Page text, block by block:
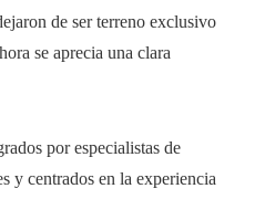
de ser terreno exclusivo
se aprecia una clara
por especialistas de
y centrados en la experiencia